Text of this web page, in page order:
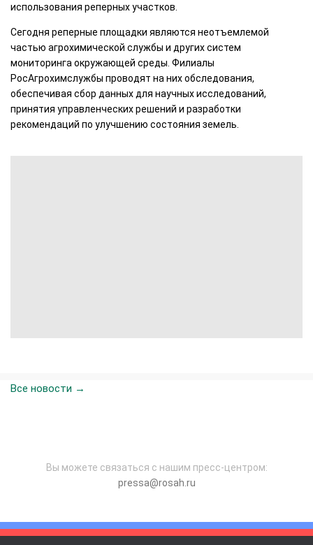
использования реперных участков.
Сегодня реперные площадки являются неотъемлемой
частью агрохимической службы и других систем
мониторинга окружающей среды. Филиалы
РосАгрохимслужбы проводят на них обследования,
обеспечивая сбор данных для научных исследований,
принятия управленческих решений и разработки
рекомендаций по улучшению состояния земель.
Все новости →
Вы можете связаться с нашим пресс-центром:
pressa@rosah.ru